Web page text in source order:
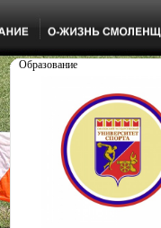
Образование